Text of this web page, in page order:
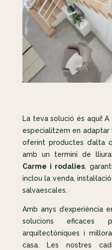
La teva solució és aquí! A
especialitzem en
oferint productes d’alta
amb un termini de
Carme i rodalies,
inclou la venda,
salvaescales.
Amb anys d’experiència
solucions eficaces
arquitectòniques i
casa. Les nostres